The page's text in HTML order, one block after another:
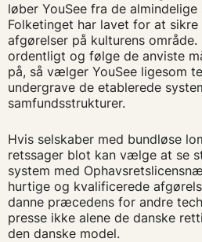
løber YouSee fra de
Folketinget har lavet for at
afgørelser på kulturens
ordentligt og følge de anviste
på, så vælger YouSee ligesom
undergrave de etablerede
samfundsstrukturer.
Hvis selskaber med bundløse
retssager blot kan vælge at se
system med
hurtige og kvalificerede
danne præcedens for andre
presse ikke alene de danske
den danske model.